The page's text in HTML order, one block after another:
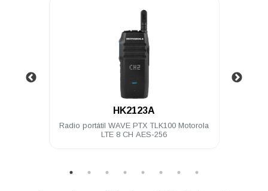
.
HK2123A
Radio portátil WAVE PTX TLK100 Motorola
LTE 8 CH AES-256